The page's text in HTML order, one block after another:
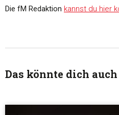
Die fM Redaktion kannst du hier
Das könnte dich